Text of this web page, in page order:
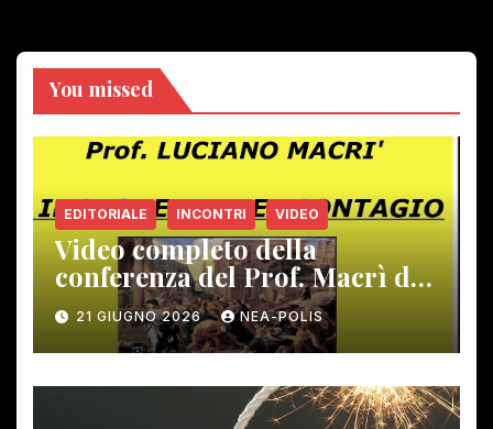
You missed
EDITORIALE INCONTRI VIDEO
Video completo della
conferenza del Prof. Macrì del
12 giugno scorso
21 GIUGNO 2026 NEA-POLIS